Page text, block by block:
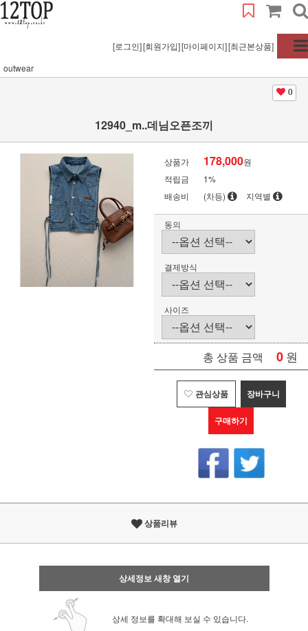
[로그인][회원가입][마이페이지][최근본상품]
outwear
0
12940_m..데님오픈조끼
상품가 178,000원
적립금
1%
배송비
(차등) 지역별
동의
결제방식
사이즈
총 상품 금액 0 원
관심상품 장바구니
구매하기
상품리뷰
상세정보 새창 열기
상세 정보를 확대해 보실 수 있습니다.